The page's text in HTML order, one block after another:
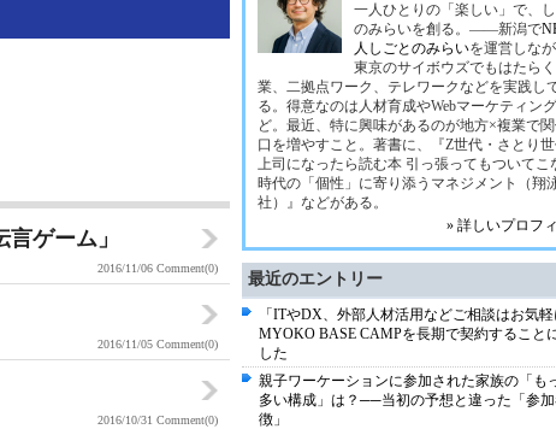
ゲーム」
2016/11/06 Comment(0)
2016/11/05 Comment(0)
2016/10/31 Comment(0)
一人ひとりの「楽しい」で、し
のみらいを創る。――新潟で
人しごとのみらいを運営しなが
東京のサイボウズでもはたら
業、二拠点ワーク、テレワークなどを実践し
る。得意なのは人材育成やWebマーケティン
ど。最近、特に興味があるのが地方×複業で関
口を増やすこと。著書に、『Z世代・さとり
上司になったら読む本 引っ張ってもついてこ
時代の「個性」に寄り添うマネジメント（翔
社）』などがある。
» 詳しいプロフ
最近のエントリー
「ITやDX、外部人材活用などご相談はお気軽
MYOKO BASE CAMPを長期で契約すること
した
親子ワーケーションに参加された家族の「も
多い構成」は？──当初の予想と違った「参
徴」